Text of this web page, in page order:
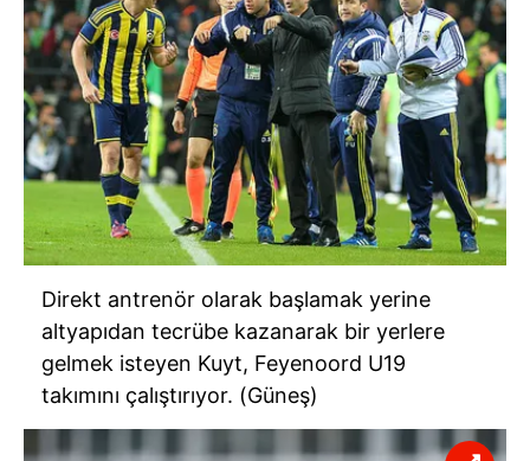
kılınması ve kişiselleştirilmesi ve sizlere yönelik
reklam/pazarlama faaliyetlerinin yapılması, amaçlarıyla
sınırlı olarak açık rızanız dahilinde kullanılacaktır.
Çerezlere ilişkin tercihlerinizi aşağıda yer alan panel
vasıtasıyla belirleyebilirsiniz. Çerezlere ilişkin detaylı bilgi
için Ayarlar butonuna tıklayabilir,
Çerez Bilgilendirme
Metnimiziziyaret edebilirsiniz.
6698 sayılı Kişisel Verilerin Korunması Kanunu uyarınca
hazırlanmış Aydınlatma Metnimizi okumak ve sitemizde
ilgili mevzuata uygun olarak kullanılan çerezlerle ilgili bilgi
almak için lütfen
tıklayınız
Direkt antrenör olarak başlamak yerine
altyapıdan tecrübe kazanarak bir yerlere
gelmek isteyen Kuyt, Feyenoord U19
takımını çalıştırıyor. (Güneş)